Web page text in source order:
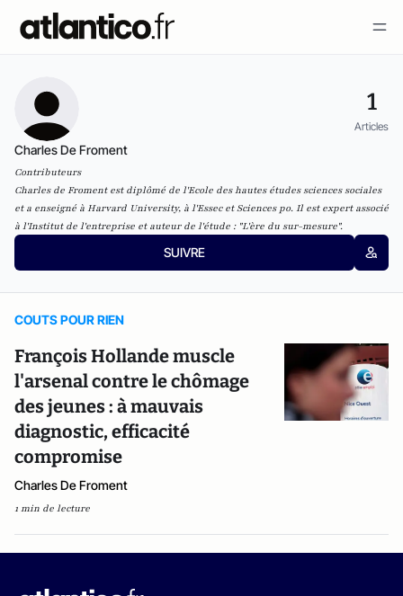
1
Articles
Charles De Froment
Contributeurs
Charles de Froment est diplômé de l'Ecole des hautes études sciences sociales
et a enseigné à Harvard University, à l'Essec et Sciences po. Il est expert associé
à l'Institut de l'entreprise et auteur de l'étude : "L'ère du sur-mesure".
SUIVRE
COUTS POUR RIEN
François Hollande muscle
l'arsenal contre le chômage
des jeunes : à mauvais
diagnostic, efficacité
compromise
Charles De Froment
1 min de lecture